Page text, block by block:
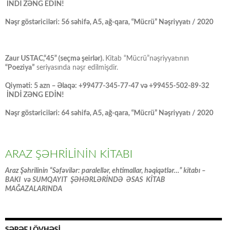
İNDİ ZƏNG EDİN!
Nəşr göstəriciləri: 56 səhifə, A5, ağ-qara, “Mücrü” Nəşriyyatı / 2020
Zaur USTAC,“45” (seçmə şeirlər). Kitab “Mücrü”nəşriyyatının
“Poeziya” seriyasında nəşr edilmişdir.
Qiyməti: 5 azn – Əlaqə: +99477-345-77-47 və +99455-502-89-32
İNDİ ZƏNG EDİN!
Nəşr göstəriciləri: 64 səhifə, A5, ağ-qara, “Mücrü” Nəşriyyatı / 2020
ARAZ ŞƏHRİLİNİN KİTABI
Araz Şəhrilinin “Səfəvilər: paralellər, ehtimallar, həqiqətlər…” kitabı –
BAKI və SUMQAYIT ŞƏHƏRLƏRİNDƏ ƏSAS KİTAB
MAĞAZALARINDA